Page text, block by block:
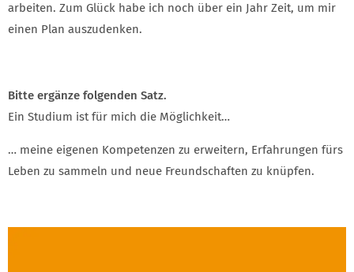
arbeiten. Zum Glück habe ich noch über ein Jahr Zeit, um mir
einen Plan auszudenken.
Bitte ergänze folgenden Satz.
Ein Studium ist für mich die Möglichkeit…
… meine eigenen Kompetenzen zu erweitern, Erfahrungen fürs
Leben zu sammeln und neue Freundschaften zu knüpfen.